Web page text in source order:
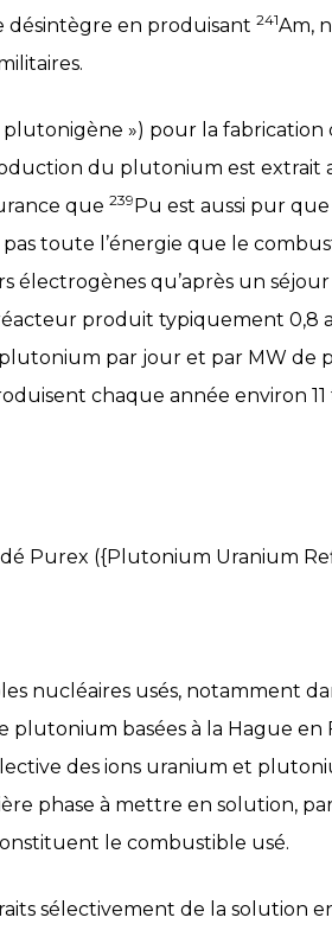
désintègre en produisant 241Am,
») pour la
du plutonium est extrait
que 239Pu est aussi pur
pas toute l’énergie que le
électrogènes qu’après un
produit typiquement 0,8
par jour et par MW de
chaque année environ
Purex ({Plutonium Uranium
nucléaires usés, notamment
basées à la Hague en
des ions uranium et
phase à mettre en solution,
le combustible usé.
sélectivement de la solution